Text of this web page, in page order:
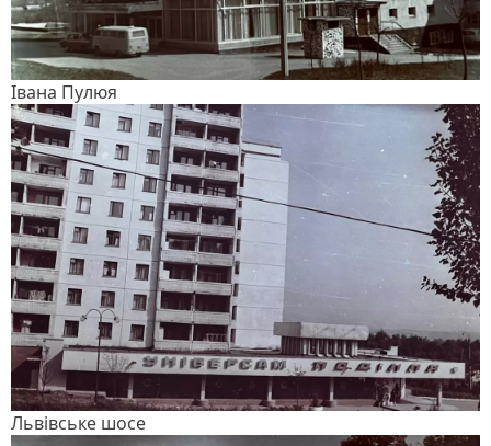
Івана Пулюя
Львівське шосе